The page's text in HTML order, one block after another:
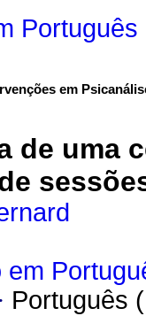
Português
em
de uma
em
· Português